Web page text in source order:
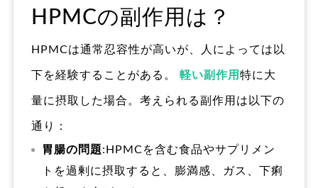
HPMCの副作用は？
HPMCは通常忍容性が高いが、人によっては以
下を経験することがある。 軽い副作用 特に大
量に摂取した場合。考えられる副作用は以下の
通り：
胃腸の問題:HPMCを含む食品やサプリメン
トを過剰に摂取すると、膨満感、ガス、下痢